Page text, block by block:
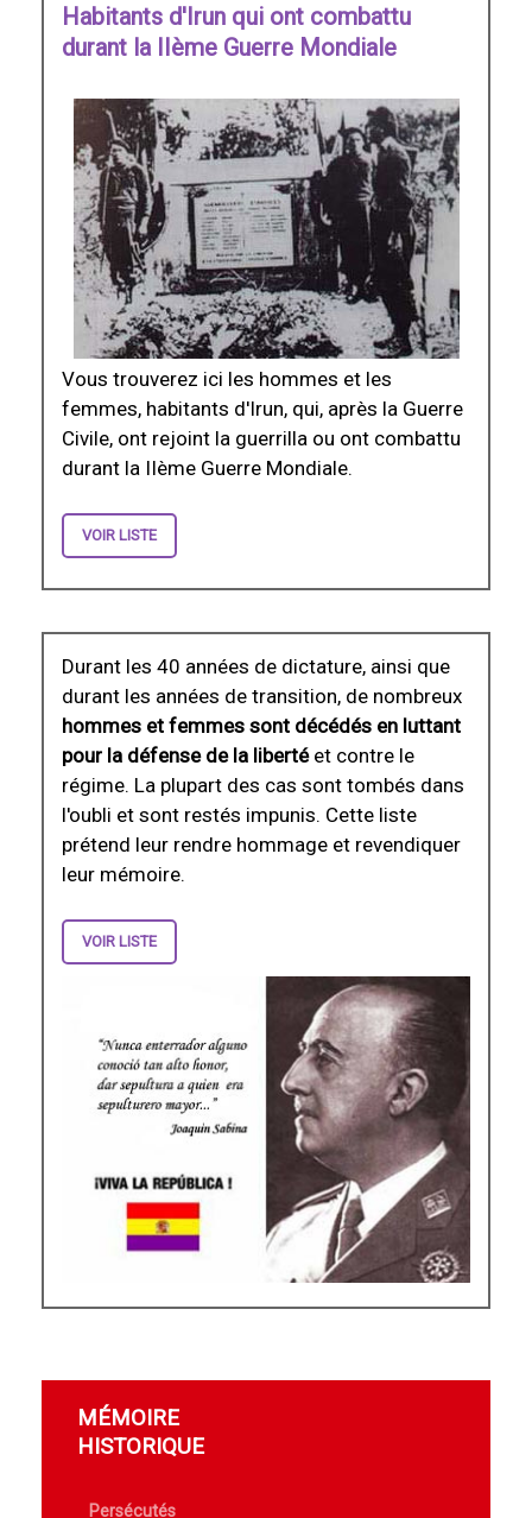
Habitants d'Irun qui ont combattu
durant la IIème Guerre Mondiale
Vous trouverez ici les hommes et les
femmes, habitants d'Irun, qui, après la Guerre
Civile, ont rejoint la guerrilla ou ont combattu
durant la IIème Guerre Mondiale.
VOIR LISTE
Durant les 40 années de dictature, ainsi que
durant les années de transition, de nombreux
hommes et femmes sont décédés en luttant
pour la défense de la libertéet contre le
régime. La plupart des cas sont tombés dans
l'oubli et sont restés impunis. Cette liste
prétend leur rendre hommage et revendiquer
leur mémoire.
VOIR LISTE
MÉMOIRE
HISTORIQUE
Persécutés